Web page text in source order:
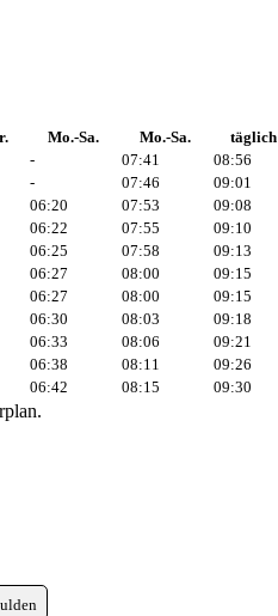
Mo.-Sa. Mo.-Sa. täglich
- 07:41 08:56
- 07:46 09:01
06:20 07:53 09:08
06:22 07:55 09:10
06:25 07:58 09:13
06:27 08:00 09:15
06:27 08:00 09:15
06:30 08:03 09:18
06:33 08:06 09:21
06:38 08:11 09:26
06:42 08:15 09:30